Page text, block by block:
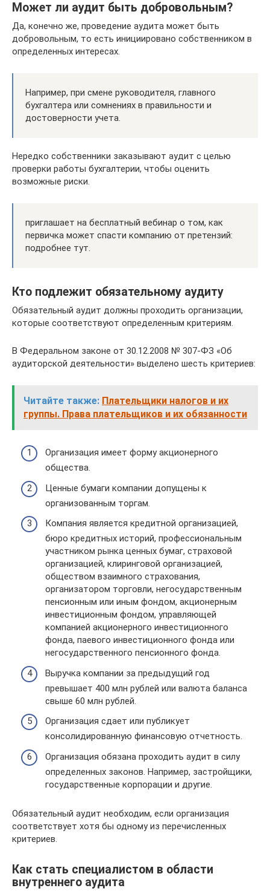
Может ли аудит быть добровольным?
Да, конечно же, проведение аудита может быть
добровольным, то есть инициировано собственником в
определенных интересах.
Например, при смене руководителя, главного
бухгалтера или сомнениях в правильности и
достоверности учета.
Нередко собственники заказывают аудит с целью
проверки работы бухгалтерии, чтобы оценить
возможные риски.
приглашает на бесплатный вебинар о том, как
первичка может спасти компанию от претензий:
подробнее тут.
Кто подлежит обязательному аудиту
Обязательный аудит должны проходить организации,
которые соответствуют определенным критериям.
В Федеральном законе от 30.12.2008 № 307-ФЗ «Об
аудиторской деятельности» выделено шесть критериев:
Читайте также: Плательщики налогов и их
группы. Права плательщиков и их обязанности
Организация имеет форму акционерного
общества.
Ценные бумаги компании допущены к
организованным торгам.
Компания является кредитной организацией,
бюро кредитных историй, профессиональным
участником рынка ценных бумаг, страховой
организацией, клиринговой организацией,
обществом взаимного страхования,
организатором торговли, негосударственным
пенсионным или иным фондом, акционерным
инвестиционным фондом, управляющей
компанией акционерного инвестиционного
фонда, паевого инвестиционного фонда или
негосударственного пенсионного фонда.
Выручка компании за предыдущий год
превышает 400 млн рублей или валюта баланса
свыше 60 млн рублей.
Организация сдает или публикует
консолидированную финансовую отчетность.
Организация обязана проходить аудит в силу
определенных законов. Например, застройщики,
государственные корпорации и другие.
Обязательный аудит необходим, если организация
соответствует хотя бы одному из перечисленных
критериев.
Как стать специалистом в области
внутреннего аудита